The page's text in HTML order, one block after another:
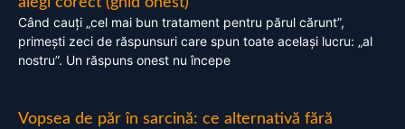
Când cauți „cel mai bun tratament pentru părul cărunt”,
primești zeci de răspunsuri care spun toate același lucru: „al
nostru”. Un răspuns onest nu începe
Vopsea de păr în sarcină: ce alternativă fără